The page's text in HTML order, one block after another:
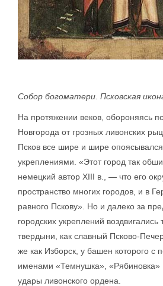
Собор богоматери. Псковская
На протяжении веков, обороняясь
Новгорода от грозных ливонских
Псков все шире и шире
укреплениями. «Этот город так
немецкий автор XIII в., — что его
пространство многих городов, и в
равного Пскову». Но и далеко за
городских укреплений воздвигались
твердыни, как славный Псково-
же как Изборск, у башен которого с
именами «Темнушка», «Рябиновка»
удары ливонского ордена.